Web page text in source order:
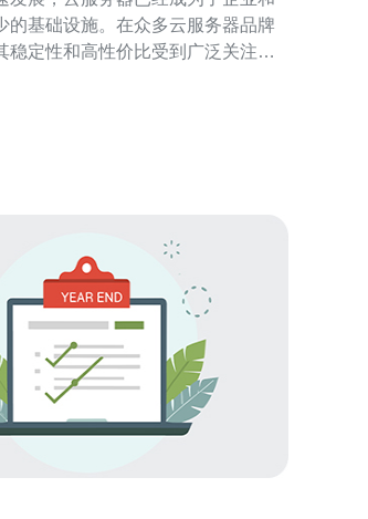
的基础设施。在众多云服务器品牌
稳定性和高性价比受到广泛关注。
时做出明智的决策。 首先，我